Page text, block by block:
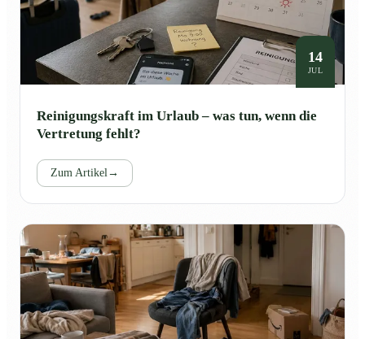
14
JUL
Reinigungskraft im Urlaub – was tun, wenn die
Vertretung fehlt?
Zum Artikel→